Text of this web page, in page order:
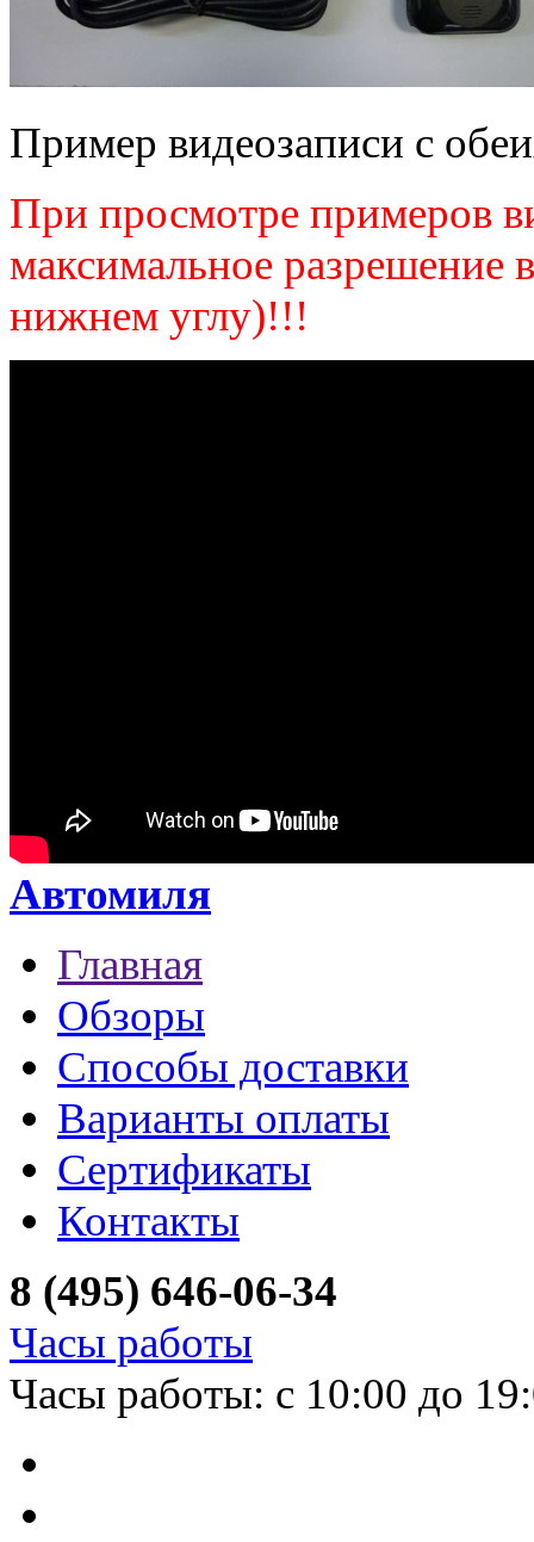
Пример видеозаписи с
При просмотре примеров
максимальное разрешение
нижнем углу)!!!
Автомиля
Главная
Обзоры
Способы доставки
Варианты оплаты
Сертификаты
Контакты
8 (495) 646-06-34
Часы работы
Часы работы: с 10:00 до